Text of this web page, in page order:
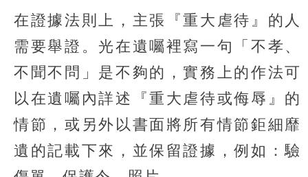
在證據法則上，主張『重大虐待』的人
需要舉證。光在遺囑裡寫一句「不孝、
不聞不問」是不夠的，實務上的作法可
以在遺囑內詳述『重大虐待或侮辱』的
情節，或另外以書面將所有情節鉅細靡
遺的記載下來，並保留證據，例如：驗